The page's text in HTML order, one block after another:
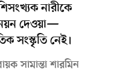
নারীকে
দেওয়া—
সংস্কৃতি নেই।
সামান্তা শারমিন